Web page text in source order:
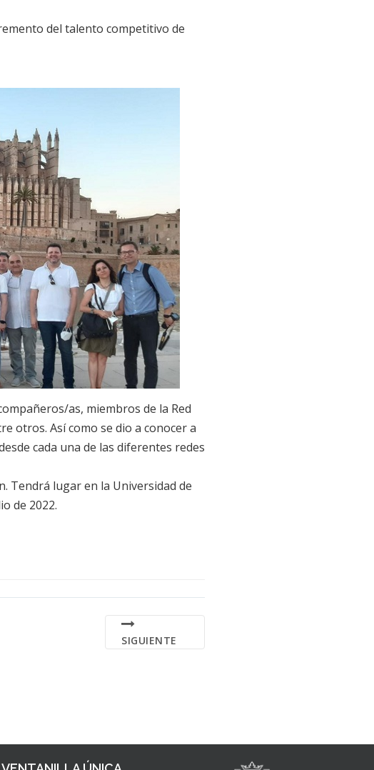
del talento competitivo de
as, miembros de la Red
otros. Así como se dio a conocer a
cada una de las diferentes redes
Tendrá lugar en la Universidad de
de 2022.
SIGUIENTE